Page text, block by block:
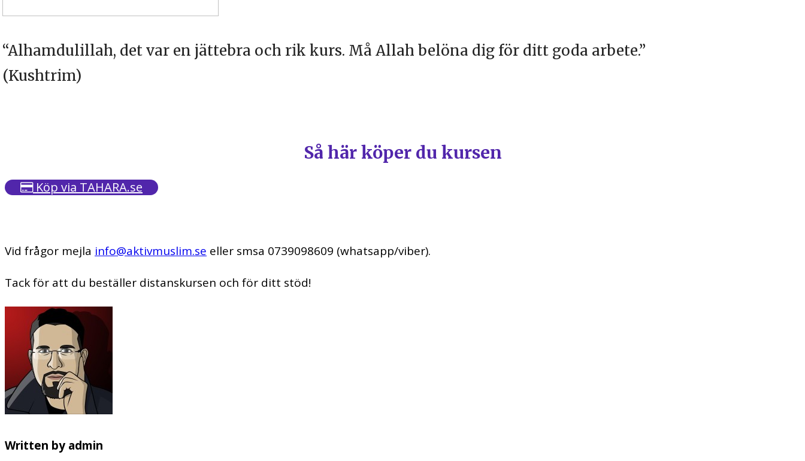
“Alhamdulillah, det var en jättebra och rik kurs. Må Allah belöna dig för ditt goda arbete.”
(Kushtrim)
Så här köper du kursen
Köp via TAHARA.se
Vid frågor mejla info@aktivmuslim.se eller smsa 0739098609 (whatsapp/viber).
Tack för att du beställer distanskursen och för ditt stöd!
Written by admin